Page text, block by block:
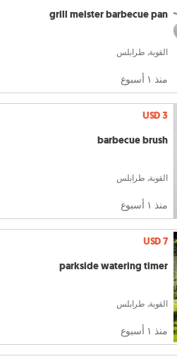
grill meister barbecue pan
القوبة, طرابلس
منذ ١ أسبوع
USD 3
barbecue brush
القوبة, طرابلس
منذ ١ أسبوع
USD 7
parkside watering timer
القوبة, طرابلس
منذ ١ أسبوع